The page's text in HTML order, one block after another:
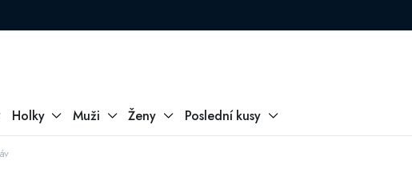
Holky Muži Ženy Poslední kusy